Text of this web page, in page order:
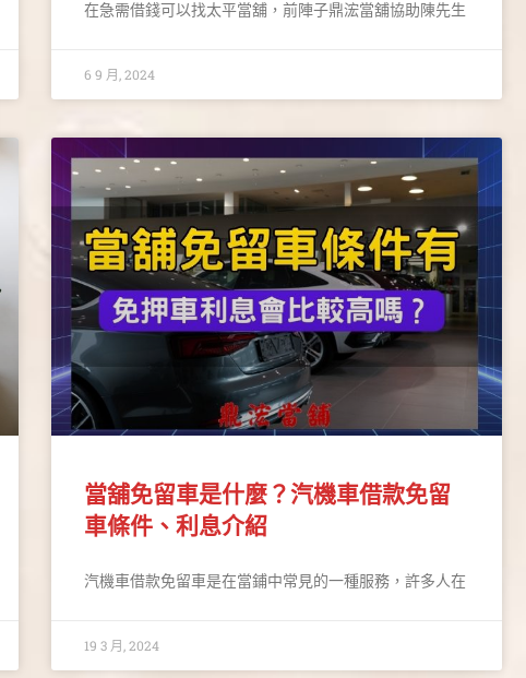
在急需借錢可以找太平當舖，前陣子鼎浤當舖協助陳先生
6 9 月, 2024
當舖免留車是什麼？汽機車借款免留
車條件、利息介紹
汽機車借款免留車是在當鋪中常見的一種服務，許多人在
19 3 月, 2024